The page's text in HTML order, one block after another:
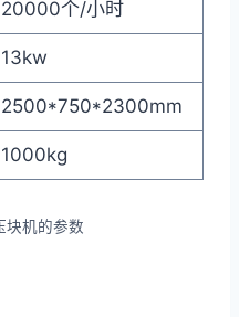
20000个/小时
13kw
2500*750*2300mm
1000kg
块机的参数